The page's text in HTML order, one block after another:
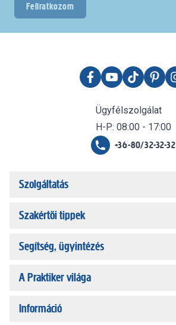
Feliratkozom
Ügyfélszolgálat
H-P: 08:00 - 17:00
+36-80/32-32-32
Szolgáltatás
Szakértői tippek
Segítség, ügyintézés
A Praktiker világa
Információ